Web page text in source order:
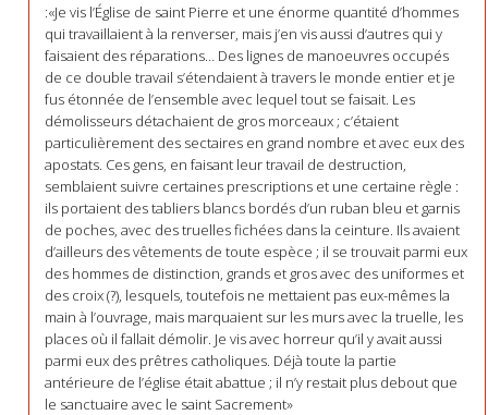
:«Je vis l’Église de saint Pierre et une énorme quantité d’hommes
qui travaillaient à la renverser, mais j’en vis aussi d’autres qui y
faisaient des réparations… Des lignes de manoeuvres occupés
de ce double travail s’étendaient à travers le monde entier et je
fus étonnée de l’ensemble avec lequel tout se faisait. Les
démolisseurs détachaient de gros morceaux ; c’étaient
particulièrement des sectaires en grand nombre et avec eux des
apostats. Ces gens, en faisant leur travail de destruction,
semblaient suivre certaines prescriptions et une certaine règle :
ils portaient des tabliers blancs bordés d’un ruban bleu et garnis
de poches, avec des truelles fichées dans la ceinture. Ils avaient
d’ailleurs des vêtements de toute espèce ; il se trouvait parmi eux
des hommes de distinction, grands et gros avec des uniformes et
des croix (?), lesquels, toutefois ne mettaient pas eux-mêmes la
main à l’ouvrage, mais marquaient sur les murs avec la truelle, les
places où il fallait démolir. Je vis avec horreur qu’il y avait aussi
parmi eux des prêtres catholiques. Déjà toute la partie
antérieure de l’église était abattue ; il n’y restait plus debout que
le sanctuaire avec le saint Sacrement»